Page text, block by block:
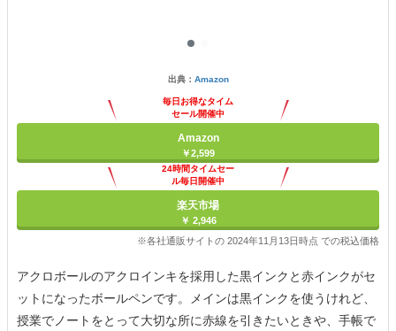
出典： Amazon
毎日お得なタイム
セール開催中
Amazon
￥2,599
24時間タイムセー
ル毎日開催中
楽天市場
￥ 2,946
※各社通販サイトの 2024年11月13日時点 での税込価格
アクロボールのアクロインキを採用した黒インクと赤インクがセ
ットになったボールペンです。メインは黒インクを使うけれど、
授業でノートをとって大切な所に赤線を引きたいときや、手帳で